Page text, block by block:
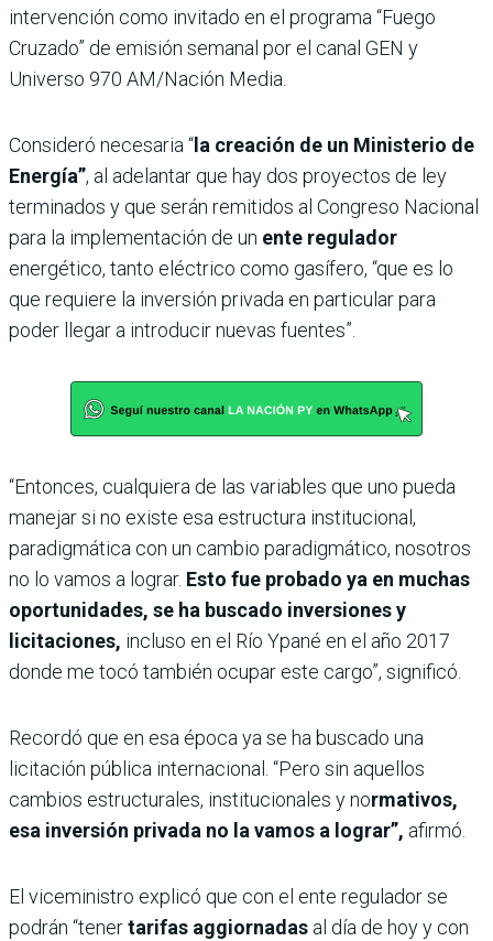
intervención como invitado en el programa “Fuego
Cruzado” de emisión semanal por el canal GEN y
Universo 970 AM/Nación Media.
Consideró necesaria “ la creación de un Ministerio de
Energía”, al adelantar que hay dos proyectos de ley
terminados y que serán remitidos al Congreso Nacional
para la implementación de un ente regulador
energético, tanto eléctrico como gasífero, “que es lo
que requiere la inversión privada en particular para
poder llegar a introducir nuevas fuentes”.
“Entonces, cualquiera de las variables que uno pueda
manejar si no existe esa estructura institucional,
paradigmática con un cambio paradigmático, nosotros
no lo vamos a lograr. Esto fue probado ya en muchas
oportunidades, se ha buscado inversiones y
licitaciones, incluso en el Río Ypané en el año 2017
donde me tocó también ocupar este cargo”, significó.
Recordó que en esa época ya se ha buscado una
licitación pública internacional. “Pero sin aquellos
cambios estructurales, institucionales y normativos,
esa inversión privada no la vamos a lograr”, afirmó.
El viceministro explicó que con el ente regulador se
podrán “tenertarifas aggiornadas al día de hoy y con